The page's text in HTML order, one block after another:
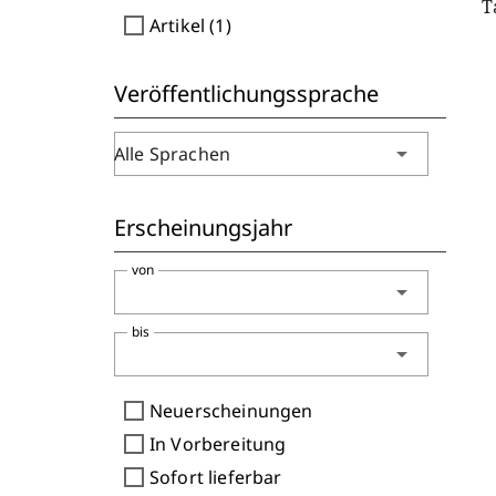
check_box_outline_blank Artikel (1)
Veröffentlichungssprache
Alle Sprachen arrow_drop_down
Erscheinungsjahr
arrow_drop_down
von
arrow_drop_down
bis
check_box_outline_blank Neuerscheinungen
check_box_outline_blank In Vorbereitung
check_box_outline_blank Sofort lieferbar